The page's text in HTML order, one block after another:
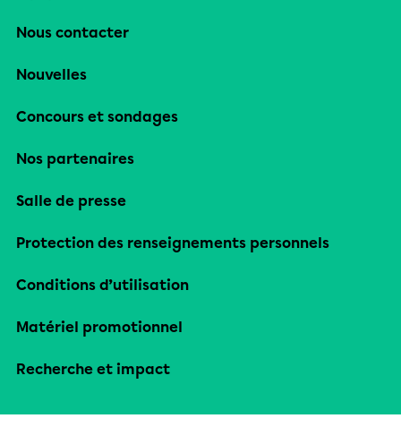
Nous contacter
Nouvelles
Concours et sondages
Nos partenaires
Salle de presse
Protection des renseignements personnels
Conditions d’utilisation
Matériel promotionnel
Recherche et impact